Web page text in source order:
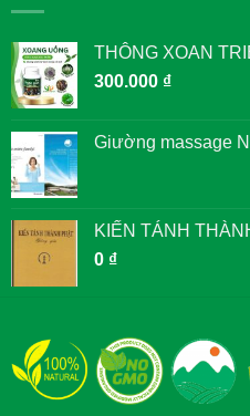
THÔNG XOAN
300.000 ₫
Giường massage
KIẾN TÁNH
0 ₫